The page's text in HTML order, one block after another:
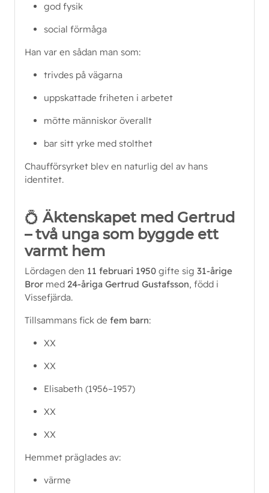
god fysik
social förmåga
Han var en sådan man som:
trivdes på vägarna
uppskattade friheten i arbetet
mötte människor överallt
bar sitt yrke med stolthet
Chaufförsyrket blev en naturlig del av hans
identitet.
💍 Äktenskapet med Gertrud
– två unga som byggde ett
varmt hem
Lördagen den 11 februari 1950 gifte sig 31-årige
Bror med 24-åriga Gertrud Gustafsson, född i
Vissefjärda.
Tillsammans fick de fem barn:
XX
XX
Elisabeth (1956–1957)
XX
XX
Hemmet präglades av:
värme